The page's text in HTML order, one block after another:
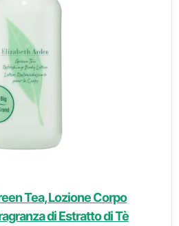
Tea, Lozione Corpo
di Estratto di Tè